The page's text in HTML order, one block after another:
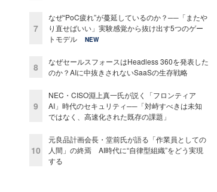
7
なぜ“PoC疲れ”が蔓延しているのか？──「またや
り直せばいい」実験感覚から抜け出す5つのゲー
トモデル
NEW
8
なぜセールスフォースはHeadless 360を発表した
のか？AIに中抜きされないSaaSの生存戦略
9
NEC・CISO淵上真一氏が説く「フロンティア
AI」時代のセキュリティ──「対峙すべきは未知
ではなく、高速化された既存の課題」
10
元良品計画会長・堂前氏が語る「作業員としての
人間」の終焉 AI時代に“自律型組織”をどう実現
する